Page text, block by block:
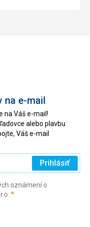
na e-mail
na Váš e-mail!
alebo plavbu
Váš e-mail
Prihlásiť
oznámení o
*(povinné)